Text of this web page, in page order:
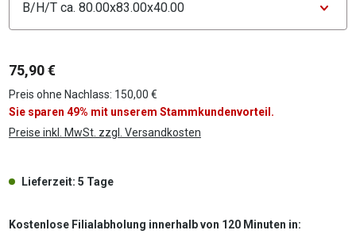
75,90 €
Preis ohne Nachlass: 150,00 €
Sie sparen 49% mit unserem Stammkundenvorteil.
Preise inkl. MwSt. zzgl. Versandkosten
Lieferzeit: 5 Tage
Kostenlose Filialabholung innerhalb von 120 Minuten in: